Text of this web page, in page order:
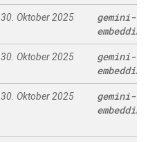
30. Oktober 2025
gemini-
30. Oktober 2025
gemini-
30. Oktober 2025
gemini-